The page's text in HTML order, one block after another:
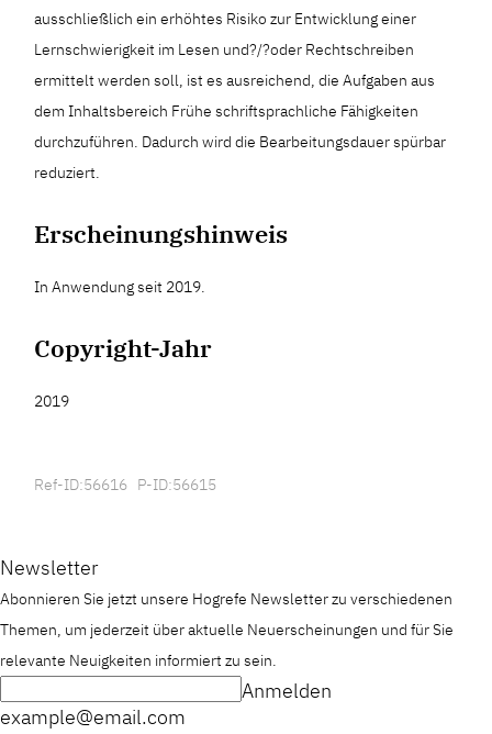
ausschließlich ein erhöhtes Risiko zur Entwicklung einer
Lernschwierigkeit im Lesen und?/?oder Rechtschreiben
ermittelt werden soll, ist es ausreichend, die Aufgaben aus
dem Inhaltsbereich Frühe schriftsprachliche Fähigkeiten
durchzuführen. Dadurch wird die Bearbeitungsdauer spürbar
reduziert.
Erscheinungshinweis
In Anwendung seit 2019.
Copyright-Jahr
2019
Ref-ID:56616 P-ID:56615
Newsletter
Abonnieren Sie jetzt unsere Hogrefe Newsletter zu verschiedenen
Themen, um jederzeit über aktuelle Neuerscheinungen und für Sie
relevante Neuigkeiten informiert zu sein.
example@email.com
Anmelden